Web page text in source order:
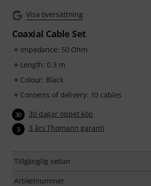
Visa översättning
Coaxial Cable Set
Impedance: 50 Ohm
Length: 0.3 m
Colour: Black
Contents of delivery: 10 cables
30 30 dagar öppet köp
3 3 års Thomann garanti
Tillgänglig sedan
Artikelnummer